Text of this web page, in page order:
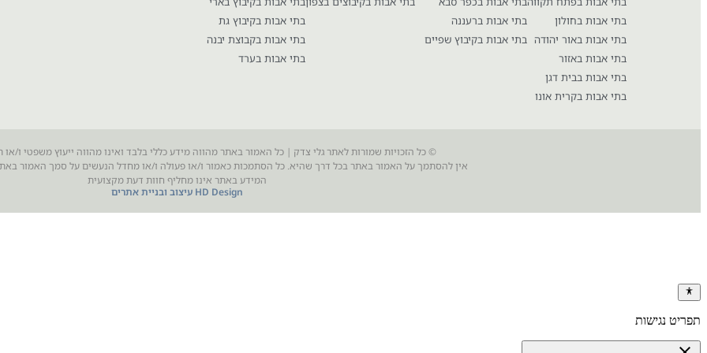
בתי אבות בחולון
בתי אבות באור יהודה
בתי אבות באזור
בתי אבות בבית דגן
בתי אבות בקרית אונו
בתי אבות ברעננה
בתי אבות בקיבוץ שפיים
בתי אבות בקיבוץ גת
בתי אבות בקבוצת יבנה
בתי אבות בערד
© כל הזכויות שמורות לאתר גלי צדק | כל האמור באתר מהווה מידע כללי בלבד ואינו מהווה ייעוץ משפטי ו/או
אין להסתמך על האמור באתר בכל דרך שהיא. כל הסתמכות כאמור ו/או פעולה ו/או מחדל הנעשים על סמך האמור
המידע באתר אינו מחליף חוות דעת מקצועית
HD Design עיצוב ובניית אתרים
תפריט נגישות